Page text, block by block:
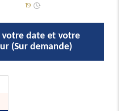
19
votre date et votre
(Sur demande)